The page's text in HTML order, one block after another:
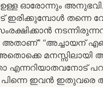
തന്നെ
“അച്ചായന്
മനസ്സിലായി
എന്നറിയാതവനോട്
ഇവൻ ഇതുവരെ